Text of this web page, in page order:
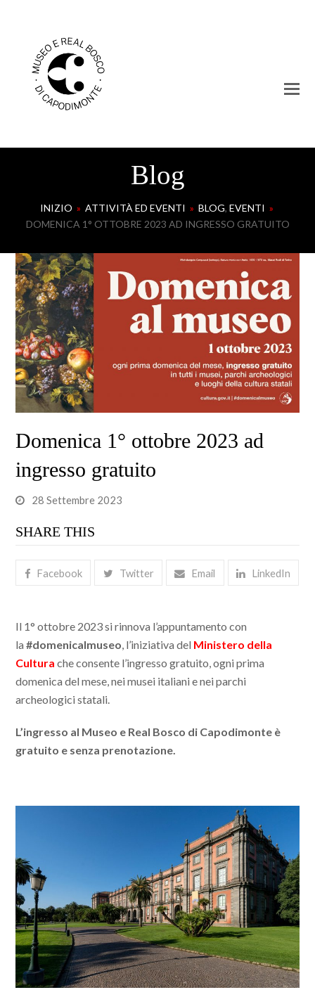
Blog
INIZIO » ATTIVITÀ ED EVENTI » BLOG, EVENTI »
DOMENICA 1° OTTOBRE 2023 AD INGRESSO GRATUITO
Domenica 1° ottobre 2023 ad
ingresso gratuito
28 Settembre 2023
SHARE THIS
Facebook Twitter Email LinkedIn
Il 1° ottobre 2023 si rinnova l’appuntamento con
la#domenicalmuseo, l’iniziativa del Ministero della
Cultura che consente l’ingresso gratuito, ogni prima
domenica del mese, nei musei italiani e nei parchi
archeologici statali.
L’ingresso al Museo e Real Bosco di Capodimonte è
gratuito e senza prenotazione.